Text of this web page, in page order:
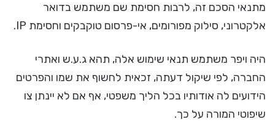
מתנאי הסכם זה, לרבות חסימת שם משתמש בדואר
אלקטרוני, סילוק מפורומים, אי-פרסום טוקבקים וחסימת IP.
היה ויפר משתמש תנאי שימוש אלה, תהא ג.ע.ש ואתרי
החברה, לפי שיקול דעתה, זכאית לחשוף את שמו והפרטים
הידועים לה אודותיו בכל הליך משפטי, אף אם לא יינתן צו
שיפוטי המורה על כך.